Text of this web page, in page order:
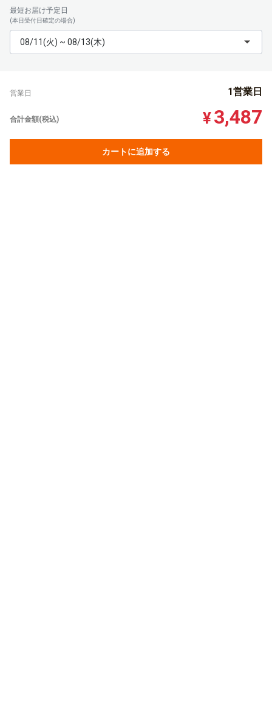
最短お届け予定日
(本日受付日確定の場合)
08/11(火) ~ 08/13(木)
営業日 1営業日
合計金額(税込) ¥3,487
カートに追加する